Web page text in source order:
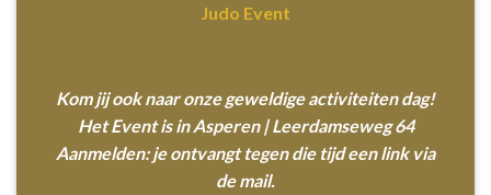
Judo Event
Kom jij ook naar onze geweldige activiteiten dag!
Het Event is in Asperen | Leerdamseweg 64
Aanmelden: je ontvangt tegen die tijd een link via
de mail.